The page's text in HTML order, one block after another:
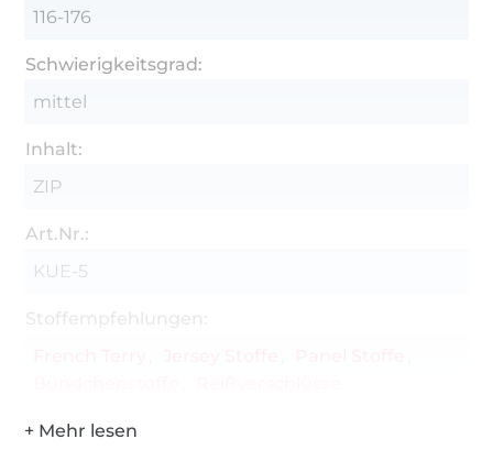
116-176
Schwierigkeitsgrad:
mittel
Inhalt:
ZIP
Art.Nr.:
KUE-5
Stoffempfehlungen: